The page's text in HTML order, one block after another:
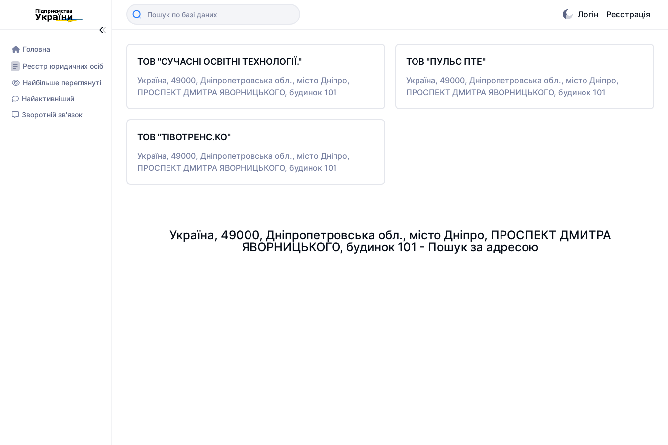
Головна
Реєстр юридичних осіб
Найбільше переглянуті
Найактивніший
Зворотній зв'язок
Логін Реєстрація
ТОВ "СУЧАСНІ ОСВІТНІ ТЕХНОЛОГІЇ."
Україна, 49000, Дніпропетровська обл., місто Дніпро,
ПРОСПЕКТ ДМИТРА ЯВОРНИЦЬКОГО, будинок 101
ТОВ "ПУЛЬС ПТЕ"
Україна, 49000, Дніпропетровська обл., місто Дніпро,
ПРОСПЕКТ ДМИТРА ЯВОРНИЦЬКОГО, будинок 101
ТОВ "ТІВОТРЕНС.КО"
Україна, 49000, Дніпропетровська обл., місто Дніпро,
ПРОСПЕКТ ДМИТРА ЯВОРНИЦЬКОГО, будинок 101
Україна, 49000, Дніпропетровська обл., місто Дніпро, ПРОСПЕКТ ДМИТРА
ЯВОРНИЦЬКОГО, будинок 101 - Пошук за адресою